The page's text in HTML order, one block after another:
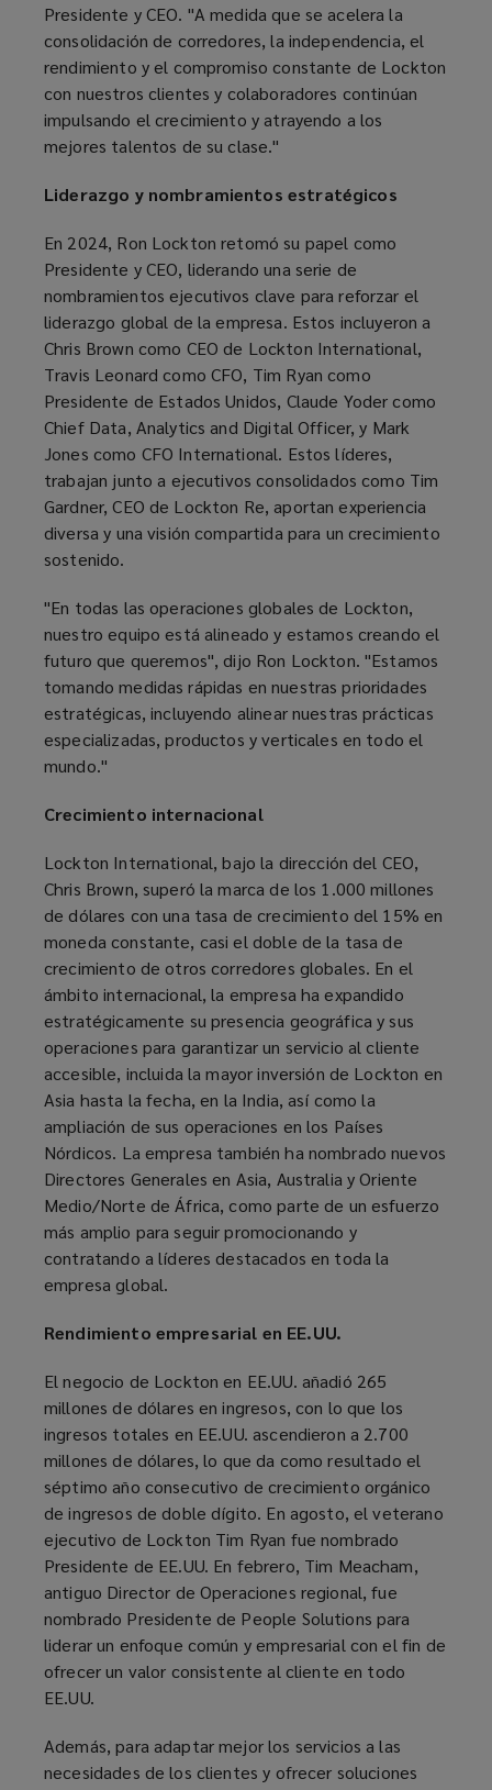
Presidente y CEO. "A medida que se acelera la
consolidación de corredores, la independencia, el
rendimiento y el compromiso constante de Lockton
con nuestros clientes y colaboradores continúan
impulsando el crecimiento y atrayendo a los
mejores talentos de su clase."
Liderazgo y nombramientos estratégicos
En 2024, Ron Lockton retomó su papel como
Presidente y CEO, liderando una serie de
nombramientos ejecutivos clave para reforzar el
liderazgo global de la empresa. Estos incluyeron a
Chris Brown como CEO de Lockton International,
Travis Leonard como CFO, Tim Ryan como
Presidente de Estados Unidos, Claude Yoder como
Chief Data, Analytics and Digital Officer, y Mark
Jones como CFO International. Estos líderes,
trabajan junto a ejecutivos consolidados como Tim
Gardner, CEO de Lockton Re, aportan experiencia
diversa y una visión compartida para un crecimiento
sostenido.
"En todas las operaciones globales de Lockton,
nuestro equipo está alineado y estamos creando el
futuro que queremos", dijo Ron Lockton. "Estamos
tomando medidas rápidas en nuestras prioridades
estratégicas, incluyendo alinear nuestras prácticas
especializadas, productos y verticales en todo el
mundo."
Crecimiento internacional
Lockton International, bajo la dirección del CEO,
Chris Brown, superó la marca de los 1.000 millones
de dólares con una tasa de crecimiento del 15% en
moneda constante, casi el doble de la tasa de
crecimiento de otros corredores globales. En el
ámbito internacional, la empresa ha expandido
estratégicamente su presencia geográfica y sus
operaciones para garantizar un servicio al cliente
accesible, incluida la mayor inversión de Lockton en
Asia hasta la fecha, en la India, así como la
ampliación de sus operaciones en los Países
Nórdicos. La empresa también ha nombrado nuevos
Directores Generales en Asia, Australia y Oriente
Medio/Norte de África, como parte de un esfuerzo
más amplio para seguir promocionando y
contratando a líderes destacados en toda la
empresa global.
Rendimiento empresarial en EE.UU.
El negocio de Lockton en EE.UU. añadió 265
millones de dólares en ingresos, con lo que los
ingresos totales en EE.UU. ascendieron a 2.700
millones de dólares, lo que da como resultado el
séptimo año consecutivo de crecimiento orgánico
de ingresos de doble dígito. En agosto, el veterano
ejecutivo de Lockton Tim Ryan fue nombrado
Presidente de EE.UU. En febrero, Tim Meacham,
antiguo Director de Operaciones regional, fue
nombrado Presidente de People Solutions para
liderar un enfoque común y empresarial con el fin de
ofrecer un valor consistente al cliente en todo
EE.UU.
Además, para adaptar mejor los servicios a las
necesidades de los clientes y ofrecer soluciones